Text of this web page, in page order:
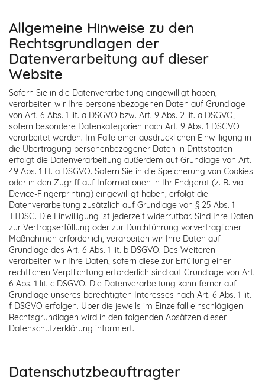
Allgemeine Hinweise zu den
Rechtsgrundlagen der
Datenverarbeitung auf dieser
Website
Sofern Sie in die Datenverarbeitung eingewilligt haben,
verarbeiten wir Ihre personenbezogenen Daten auf Grundlage
von Art. 6 Abs. 1 lit. a DSGVO bzw. Art. 9 Abs. 2 lit. a DSGVO,
sofern besondere Datenkategorien nach Art. 9 Abs. 1 DSGVO
verarbeitet werden. Im Falle einer ausdrücklichen Einwilligung in
die Übertragung personenbezogener Daten in Drittstaaten
erfolgt die Datenverarbeitung außerdem auf Grundlage von Art.
49 Abs. 1 lit. a DSGVO. Sofern Sie in die Speicherung von Cookies
oder in den Zugriff auf Informationen in Ihr Endgerät (z. B. via
Device-Fingerprinting) eingewilligt haben, erfolgt die
Datenverarbeitung zusätzlich auf Grundlage von § 25 Abs. 1
TTDSG. Die Einwilligung ist jederzeit widerrufbar. Sind Ihre Daten
zur Vertragserfüllung oder zur Durchführung vorvertraglicher
Maßnahmen erforderlich, verarbeiten wir Ihre Daten auf
Grundlage des Art. 6 Abs. 1 lit. b DSGVO. Des Weiteren
verarbeiten wir Ihre Daten, sofern diese zur Erfüllung einer
rechtlichen Verpflichtung erforderlich sind auf Grundlage von Art.
6 Abs. 1 lit. c DSGVO. Die Datenverarbeitung kann ferner auf
Grundlage unseres berechtigten Interesses nach Art. 6 Abs. 1 lit.
f DSGVO erfolgen. Über die jeweils im Einzelfall einschlägigen
Rechtsgrundlagen wird in den folgenden Absätzen dieser
Datenschutzerklärung informiert.
Datenschutz­beauftragter